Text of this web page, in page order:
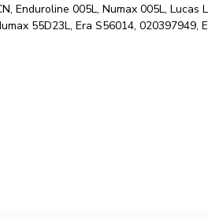
Enduroline 005L, Numax 005L, Lucas
55D23L, Era S56014, 020397949,